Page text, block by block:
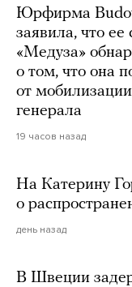
Юрфирма
заявила, что ее
«Медуза»
о том, что она
от
генерала
19 часов назад
На Катерину
о
день назад
В Швеции